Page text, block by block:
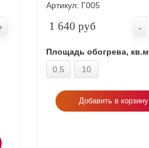
Артикул: Г005
1 640 руб
Площадь обогрева, кв.м
0.5
10
-
Добавить в корзину